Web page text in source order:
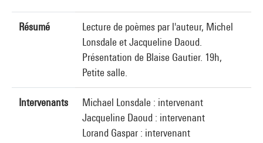
Résumé
Lecture de poèmes par l'auteur, Michel
Lonsdale et Jacqueline Daoud.
Présentation de Blaise Gautier. 19h,
Petite salle.
Intervenants
Michael Lonsdale : intervenant
Jacqueline Daoud : intervenant
Lorand Gaspar : intervenant